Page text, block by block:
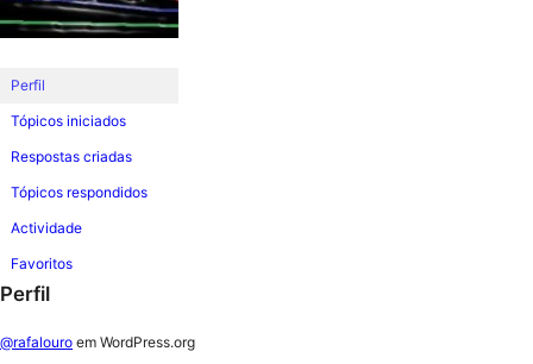
Perfil
Tópicos iniciados
Respostas criadas
Tópicos respondidos
Actividade
Favoritos
Perfil
@rafalouro em WordPress.org